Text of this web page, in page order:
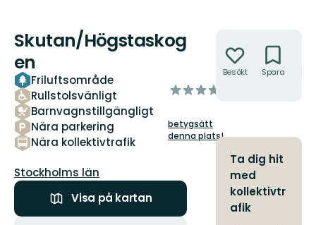
Skutan/Högstaskog
en
Friluftsområde
Rullstolsvänligt
Barnvagnstillgängligt
Nära parkering
Nära kollektivtrafik
av
stjärnor
betygsätt
denna plats!
Län:
Stockholms län
Visa på kartan
Besökt Spara
Ta dig hit
med
kollektivtr
afik